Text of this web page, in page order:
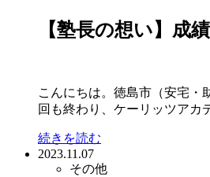
【塾長の想い】成
こんにちは。徳島市（安宅・
回も終わり、ケーリッツアカ
続きを読む
2023.11.07
その他